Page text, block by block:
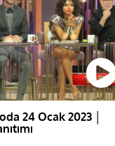
24 Ocak 2023 │